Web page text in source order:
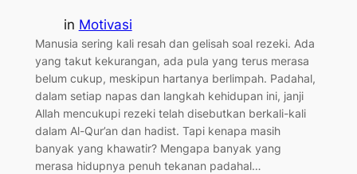
in Motivasi
Manusia sering kali resah dan gelisah soal rezeki. Ada
yang takut kekurangan, ada pula yang terus merasa
belum cukup, meskipun hartanya berlimpah. Padahal,
dalam setiap napas dan langkah kehidupan ini, janji
Allah mencukupi rezeki telah disebutkan berkali-kali
dalam Al-Qur’an dan hadist. Tapi kenapa masih
banyak yang khawatir? Mengapa banyak yang
merasa hidupnya penuh tekanan padahal…